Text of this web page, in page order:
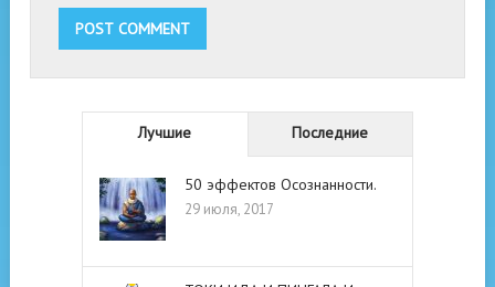
Лучшие Последние
50 эффектов Осознанности.
29 июля, 2017